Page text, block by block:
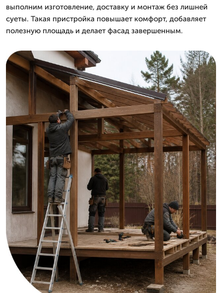
выполним изготовление, доставку и монтаж без лишней
суеты. Такая пристройка повышает комфорт, добавляет
полезную площадь и делает фасад завершенным.